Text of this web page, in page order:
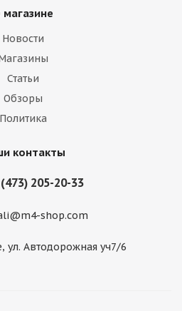
магазине
Новости
Статьи
Обзоры
Политика
контакты
205-20-33
shop.com
ул. Автодорожная уч7/6